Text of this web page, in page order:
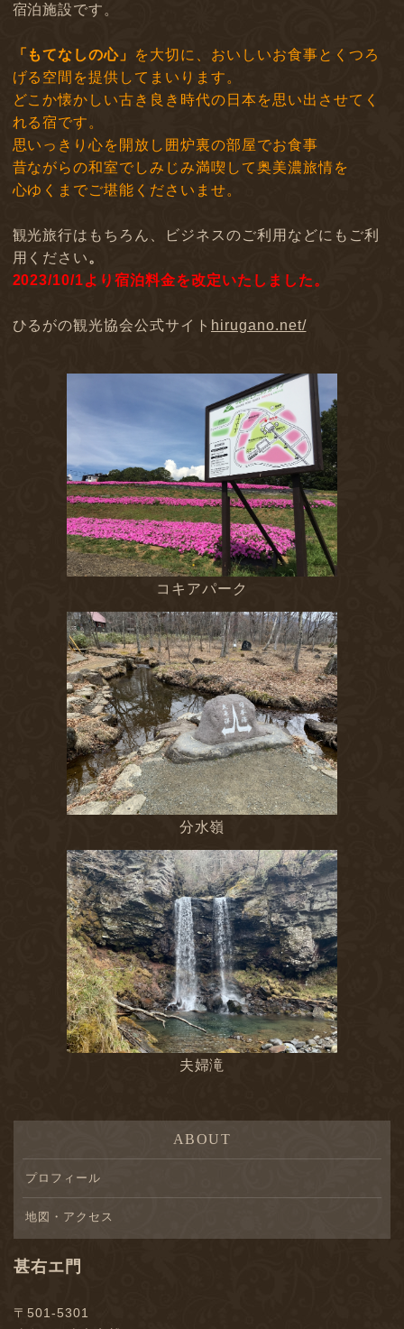
宿泊施設です。
「もてなしの心」
を大切に、おいしいお食事とくつろ
げる空間を提供してまいります。
どこか懐かしい古き良き時代の日本を思い出させてく
れる宿です。
思いっきり心を開放し囲炉裏の部屋でお食事
昔ながらの和室でしみじみ満喫して奥美濃旅情を
心ゆくまでご堪能くださいませ。
観光旅行はもちろん、ビジネスのご利用などにもご利
用ください 。
2023/10/1より宿泊料金を改定いたしました。
ひるがの観光協会公式サイト hirugano.net/
コキアパーク
分水嶺
夫婦滝
ABOUT
プロフィール
地図・アクセス
甚右エ門
〒501-5301